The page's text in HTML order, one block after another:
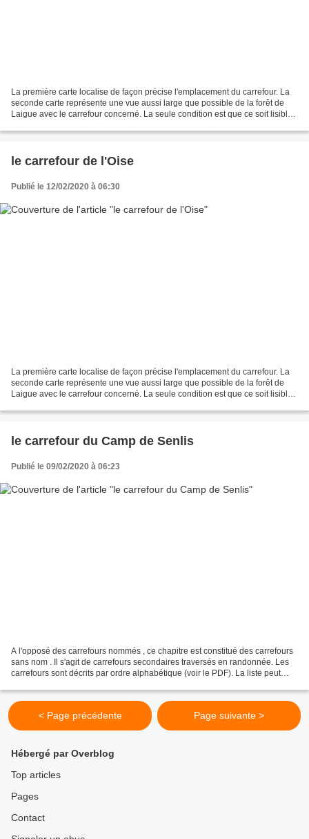
La première carte localise de façon précise l'emplacement du carrefour. La
seconde carte représente une vue aussi large que possible de la forêt de
Laigue avec le carrefour concerné. La seule condition est que ce soit lisible.
le carrefour de l'Oise
Publié le 12/02/2020 à 06:30
La première carte localise de façon précise l'emplacement du carrefour. La
seconde carte représente une vue aussi large que possible de la forêt de
Laigue avec le carrefour concerné. La seule condition est que ce soit lisible.
le carrefour du Camp de Senlis
Publié le 09/02/2020 à 06:23
A l'opposé des carrefours nommés , ce chapitre est constitué des carrefours
sans nom . Il s'agit de carrefours secondaires traversés en randonnée. Les
carrefours sont décrits par ordre alphabétique (voir le PDF). La liste peut
< Page précédente Page suivante >
Hébergé par Overblog
Top articles
Pages
Contact